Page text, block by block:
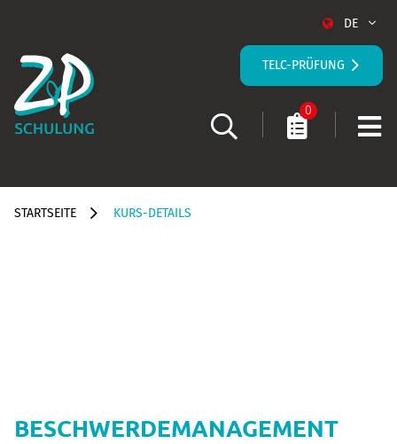
DE
TELC-PRÜFUNG
0
STARTSEITE KURS-DETAILS
BESCHWERDEMANAGEMENT